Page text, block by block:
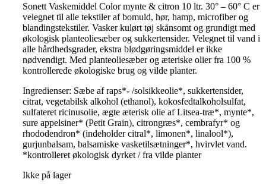
Sonett Vaskemiddel Color mynte & citron 10 ltr. 30° – 60° C er
velegnet til alle tekstiler af bomuld, hør, hamp, microfiber og
blandingstekstiler. Vasker kulørt tøj skånsomt og grundigt med
økologisk planteoliesæber og sukkertensider. Velegnet til vand i
alle hårdhedsgrader, ekstra blødgøringsmiddel er ikke
nødvendigt. Med planteoliesæber og æteriske olier fra 100 %
kontrollerede økologiske brug og vilde planter.
Ingredienser: Sæbe af raps*- /solsikkeolie*, sukkertensider,
citrat, vegetabilsk alkohol (ethanol), kokosfedtalkoholsulfat,
sulfateret ricinusolie, ægte æterisk olie af Litsea-træ*, mynte*,
sure appelsiner* (Petit Grain), citrongræs*, cembrafyr* og
rhododendron* (indeholder citral*, limonen*, linalool*),
gurjunbalsam, balsamiske vasketilsætninger*, hvirvlet vand.
*kontrolleret økologisk dyrket / fra vilde planter
Ikke på lager